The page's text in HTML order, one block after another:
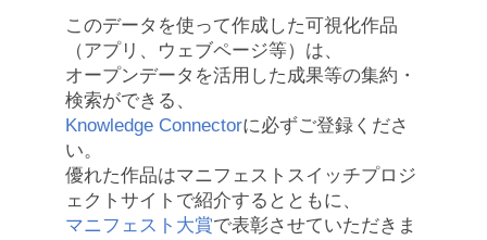
このデータを使って作成した可視化作品
（アプリ、ウェブページ等）は、
オープンデータを活用した成果等の集約・
検索ができる、
Knowledge Connectorに必ずご登録くださ
い。
優れた作品はマニフェストスイッチプロジ
ェクトサイトで紹介するとともに、
マニフェスト大賞で表彰させていただきま